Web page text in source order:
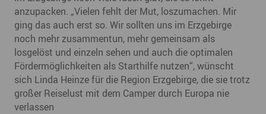
anzupacken. „Vielen fehlt der Mut, loszumachen. Mir
ging das auch erst so. Wir sollten uns im Erzgebirge
noch mehr zusammentun, mehr gemeinsam als
losgelöst und einzeln sehen und auch die optimalen
Fördermöglichkeiten als Starthilfe nutzen“, wünscht
sich Linda Heinze für die Region Erzgebirge, die sie trotz
großer Reiselust mit dem Camper durch Europa nie
verlassen